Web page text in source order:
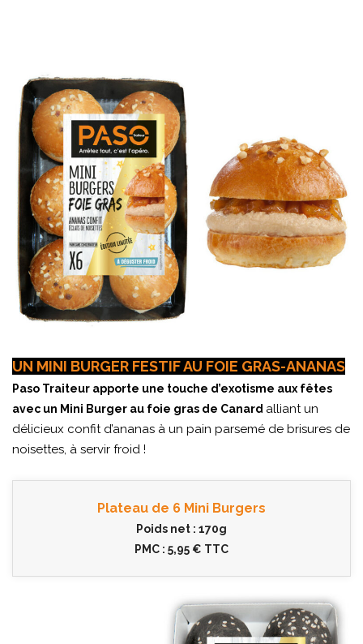
UN MINI BURGER FESTIF AU FOIE GRAS-ANANAS
Paso Traiteur apporte une touche d’exotisme aux fêtes
avec un Mini Burger au foie gras de Canard alliant un
délicieux confit d’ananas à un pain parsemé de brisures de
noisettes, à servir froid !
Plateau de 6 Mini Burgers
Poids net : 170g
PMC : 5,95 € TTC